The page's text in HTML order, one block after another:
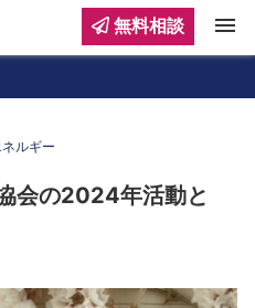
ルギー
会の2024年活動と
無料相談 menu